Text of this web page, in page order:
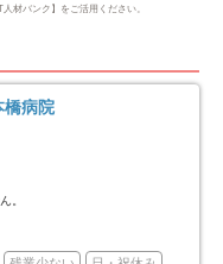
市阿倍野区
市淀川区
材バンク】をご活用ください。
橋病院
。